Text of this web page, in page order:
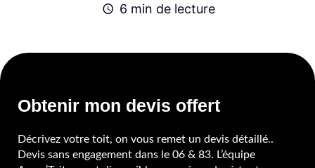
6 min de lecture
Obtenir mon devis offert
Décrivez votre toit, on vous remet un devis détaillé..
Devis sans engagement dans le 06 & 83. L’équipe